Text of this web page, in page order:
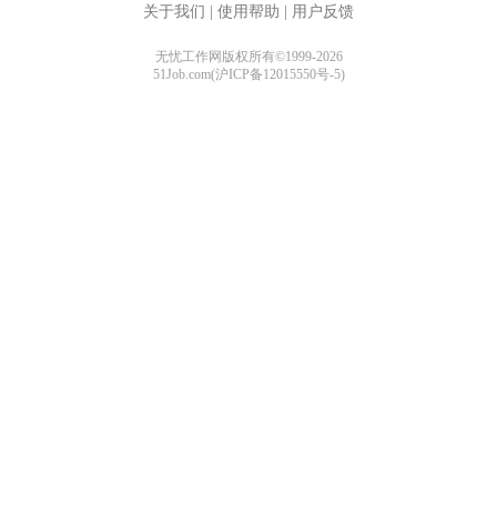
关于我们 使用帮助 用户反馈
无忧工作网版权所有©1999-2026
51Job.com(沪ICP备12015550号-5)